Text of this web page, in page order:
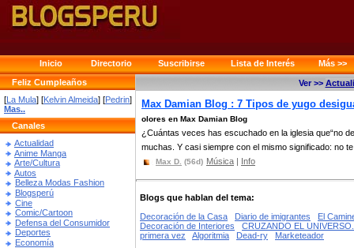
Inicio Directorio Suscribirse Lista de Interés
Más >>
Feliz Cumpleaños
[La Mula] [Kelvin Almeida] [Pedrin]
Mas..
Canales
Actualidad
Anime Manga
Arte/Cultura
Autos
Belleza Modas Fashion
Blogsperú
Cine
Comic/Cartoon
Defensa del Consumidor
Deportes
Economía
Ver >>
Max Damian Blog : 7 Tipos de yugo
olores en Max Damian Blog
¿Cuántas veces has escuchado en la iglesia que“no
muchas. Y casi siempre con el mismo significado: no
Max D. (56d) Música | Info
Blogs que hablan del tema:
Decoración de la Casa
Diario de imigrantes
El
Decoración de Interiores
CRUZANDO EL
primera vez
Algoritmia Dead-ry Marketeador